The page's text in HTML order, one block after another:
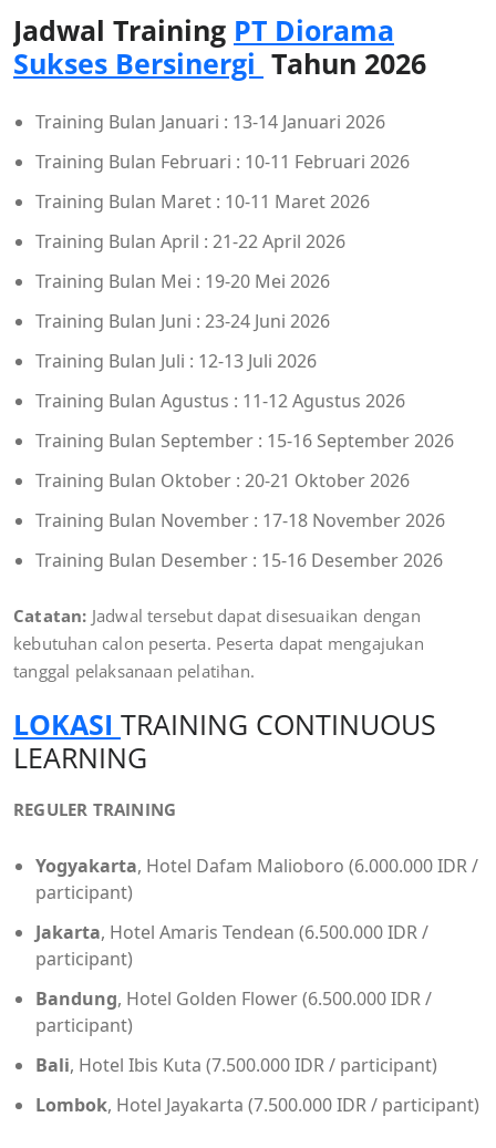
Jadwal Training PT Diorama
Sukses Bersinergi Tahun 2026
Training Bulan Januari : 13-14 Januari 2026
Training Bulan Februari : 10-11 Februari 2026
Training Bulan Maret : 10-11 Maret 2026
Training Bulan April : 21-22 April 2026
Training Bulan Mei : 19-20 Mei 2026
Training Bulan Juni : 23-24 Juni 2026
Training Bulan Juli : 12-13 Juli 2026
Training Bulan Agustus : 11-12 Agustus 2026
Training Bulan September : 15-16 September 2026
Training Bulan Oktober : 20-21 Oktober 2026
Training Bulan November : 17-18 November 2026
Training Bulan Desember : 15-16 Desember 2026
Catatan: Jadwal tersebut dapat disesuaikan dengan
kebutuhan calon peserta. Peserta dapat mengajukan
tanggal pelaksanaan pelatihan.
LOKASI TRAINING CONTINUOUS
LEARNING
REGULER TRAINING
Yogyakarta, Hotel Dafam Malioboro (6.000.000 IDR /
participant)
Jakarta, Hotel Amaris Tendean (6.500.000 IDR /
participant)
Bandung, Hotel Golden Flower (6.500.000 IDR /
participant)
Bali, Hotel Ibis Kuta (7.500.000 IDR / participant)
Lombok, Hotel Jayakarta (7.500.000 IDR / participant)